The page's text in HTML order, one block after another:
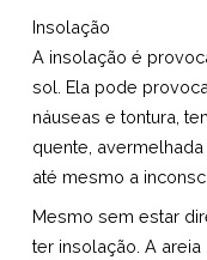
Insolação
A insolação é
sol. Ela pode
náuseas e tontura,
quente,
até mesmo a
Mesmo sem estar
ter insolação. A